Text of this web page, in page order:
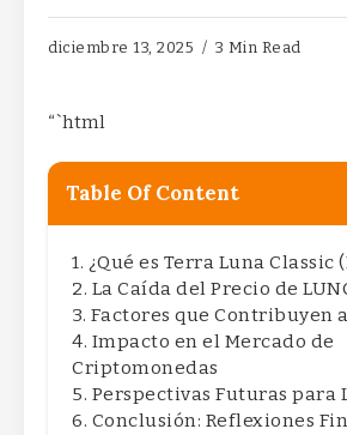
diciembre 13, 2025 3 Min Read
“`html
Table Of Content
¿Qué es Terra Luna Classic
La Caída del Precio de
Factores que Contribuyen
Impacto en el Mercado de
Criptomonedas
Perspectivas Futuras para
Conclusión: Reflexiones